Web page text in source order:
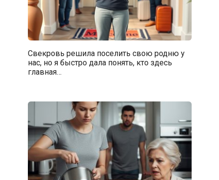
Свекровь решила поселить свою родню у
нас, но я быстро дала понять, кто здесь
главная…